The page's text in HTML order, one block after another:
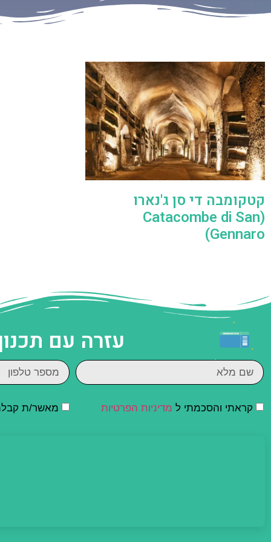
קטקומבה די סן ג'נארו
(Catacombe di San
Gennaro)
עזרה עם
קראתי והסכמתי ל מדיניות הפרטיות מאשר/ת קבלת